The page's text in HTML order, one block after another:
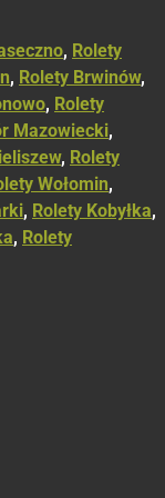
, Rolety
, Rolety Brwinów,
, Rolety
Mazowiecki,
, Rolety
Wołomin,
, Rolety Kobyłka,
, Rolety